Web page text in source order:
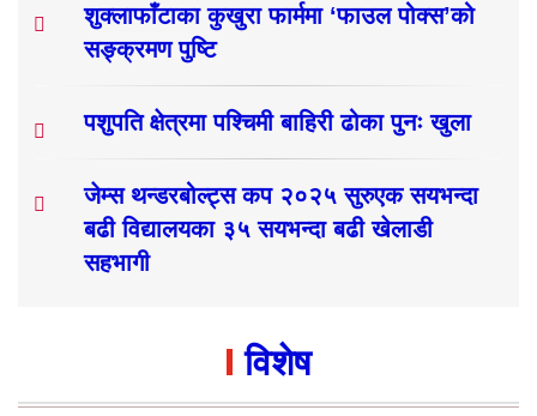
शुक्लाफाँटाका कुखुरा फार्ममा ‘फाउल पोक्स’को
सङ्क्रमण पुष्टि
पशुपति क्षेत्रमा पश्चिमी बाहिरी ढोका पुनः खुला
जेम्स थन्डरबोल्ट्स कप २०२५ सुरुएक सयभन्दा
बढी विद्यालयका ३५ सयभन्दा बढी खेलाडी
सहभागी
विशेष